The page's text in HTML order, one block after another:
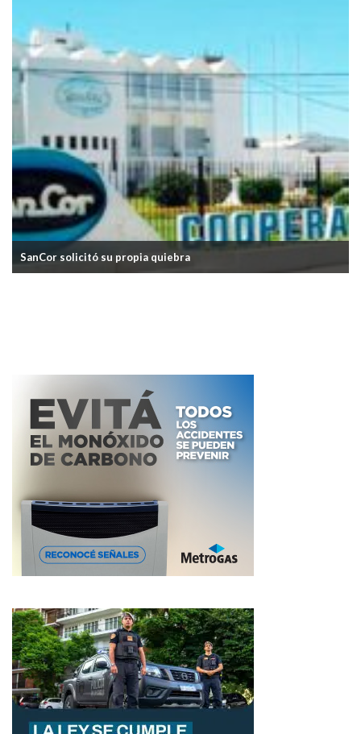
SanCor solicitó su propia quiebra